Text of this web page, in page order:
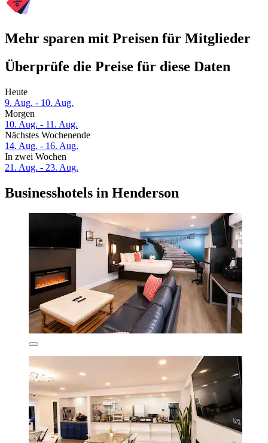
Mehr sparen mit Preisen für Mitglieder
Überprüfe die Preise für diese Daten
Heute
9. Aug. - 10. Aug.
Morgen
10. Aug. - 11. Aug.
Nächstes Wochenende
14. Aug. - 16. Aug.
In zwei Wochen
21. Aug. - 23. Aug.
Businesshotels in Henderson